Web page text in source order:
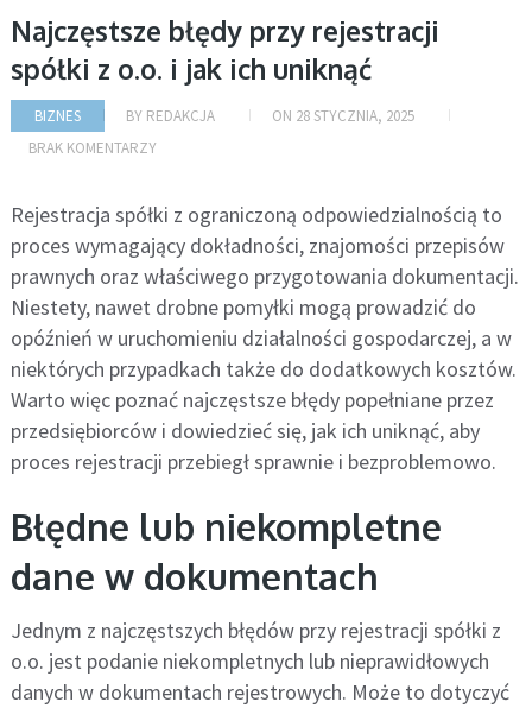
Najczęstsze błędy przy rejestracji
spółki z o.o. i jak ich uniknąć
BIZNES BY REDAKCJA ON 28 STYCZNIA, 2025
BRAK KOMENTARZY
Rejestracja spółki z ograniczoną odpowiedzialnością to
proces wymagający dokładności, znajomości przepisów
prawnych oraz właściwego przygotowania dokumentacji.
Niestety, nawet drobne pomyłki mogą prowadzić do
opóźnień w uruchomieniu działalności gospodarczej, a w
niektórych przypadkach także do dodatkowych kosztów.
Warto więc poznać najczęstsze błędy popełniane przez
przedsiębiorców i dowiedzieć się, jak ich uniknąć, aby
proces rejestracji przebiegł sprawnie i bezproblemowo.
Błędne lub niekompletne
dane w dokumentach
Jednym z najczęstszych błędów przy rejestracji spółki z
o.o. jest podanie niekompletnych lub nieprawidłowych
danych w dokumentach rejestrowych. Może to dotyczyć